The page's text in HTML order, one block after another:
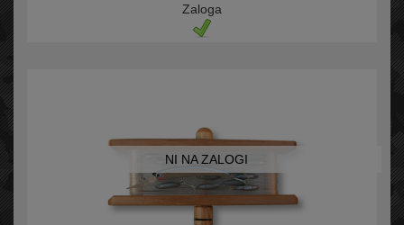
Zaloga
NI NA ZALOGI